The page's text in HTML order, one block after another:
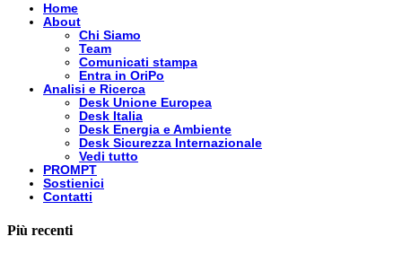
Home
About
Chi Siamo
Team
Comunicati stampa
Entra in OriPo
Analisi e Ricerca
Desk Unione Europea
Desk Italia
Desk Energia e Ambiente
Desk Sicurezza Internazionale
Vedi tutto
PROMPT
Sostienici
Contatti
Più recenti